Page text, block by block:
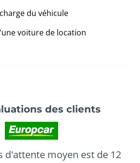
du véhicule
voiture de location
des clients
d'attente moyen est de 12